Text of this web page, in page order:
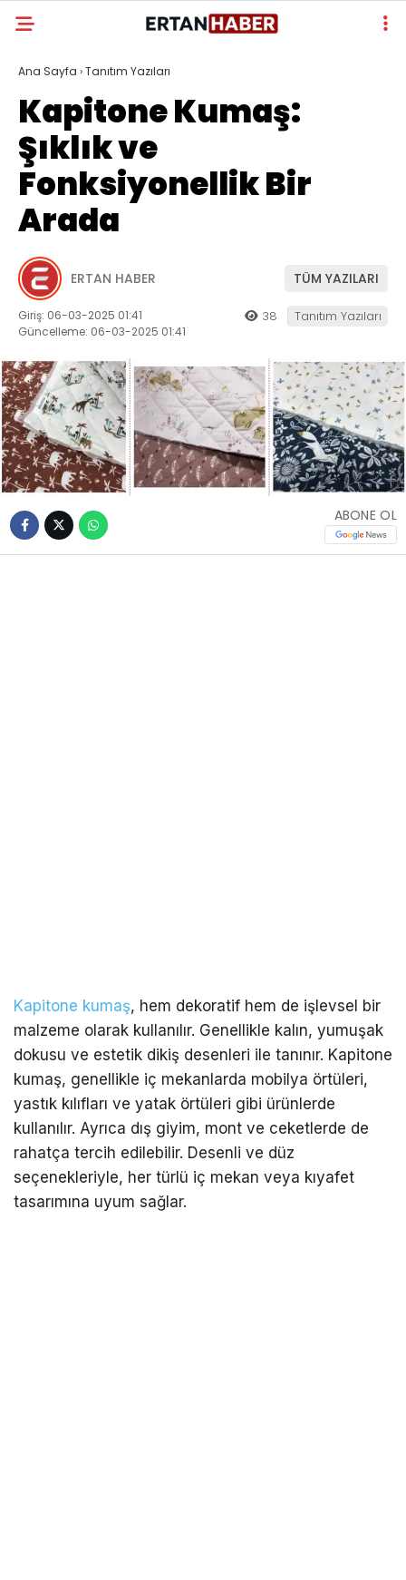
Ana Sayfa ›Tanıtım Yazıları
Kapitone Kumaş:
Şıklık ve
Fonksiyonellik Bir
Arada
ERTAN HABER TÜM YAZILARI
Giriş: 06-03-2025 01:41
Güncelleme: 06-03-2025 01:41
38 Tanıtım Yazıları
ABONE OL
Kapitone kumaş, hem dekoratif hem de işlevsel bir
malzeme olarak kullanılır. Genellikle kalın, yumuşak
dokusu ve estetik dikiş desenleri ile tanınır. Kapitone
kumaş, genellikle iç mekanlarda mobilya örtüleri,
yastık kılıfları ve yatak örtüleri gibi ürünlerde
kullanılır. Ayrıca dış giyim, mont ve ceketlerde de
rahatça tercih edilebilir. Desenli ve düz
seçenekleriyle, her türlü iç mekan veya kıyafet
tasarımına uyum sağlar.